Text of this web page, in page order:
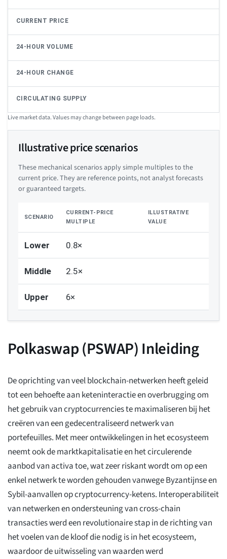
CURRENT PRICE
24-HOUR VOLUME
24-HOUR CHANGE
CIRCULATING SUPPLY
Live market data. Values may change between page loads.
Illustrative price scenarios
These mechanical scenarios apply simple multiples to the
current price. They are reference points, not analyst forecasts
or guaranteed targets.
SCENARIO
CURRENT-PRICE
MULTIPLE
ILLUSTRATIVE
VALUE
Lower 0.8×
Middle 2.5×
Upper 6×
Polkaswap (PSWAP) Inleiding
De oprichting van veel blockchain-netwerken heeft geleid
tot een behoefte aan keteninteractie en overbrugging om
het gebruik van cryptocurrencies te maximaliseren bij het
creëren van een gedecentraliseerd netwerk van
portefeuilles. Met meer ontwikkelingen in het ecosysteem
neemt ook de marktkapitalisatie en het circulerende
aanbod van activa toe, wat zeer riskant wordt om op een
enkel netwerk te worden gehouden vanwege Byzantijnse en
Sybil-aanvallen op cryptocurrency-ketens. Interoperabiliteit
van netwerken en ondersteuning van cross-chain
transacties werd een revolutionaire stap in de richting van
het voelen van de kloof die nodig is in het ecosysteem,
waardoor de uitwisseling van waarden werd